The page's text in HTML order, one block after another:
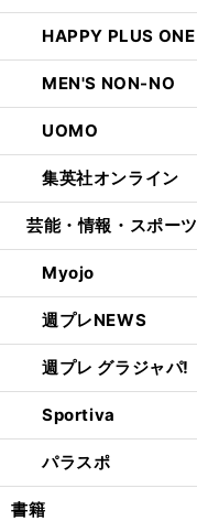
HAPPY PLUS ONE
MEN'S NON-NO
UOMO
集英社オンライン
芸能・情報・スポーツ
Myojo
週プレNEWS
週プレ グラジャパ!
Sportiva
パラスポ
書籍